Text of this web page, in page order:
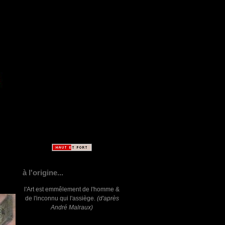
à l'origine...
l'Art est emmêlement de l'homme &
de l'inconnu qui l'assiège. (d'après
André Malraux)